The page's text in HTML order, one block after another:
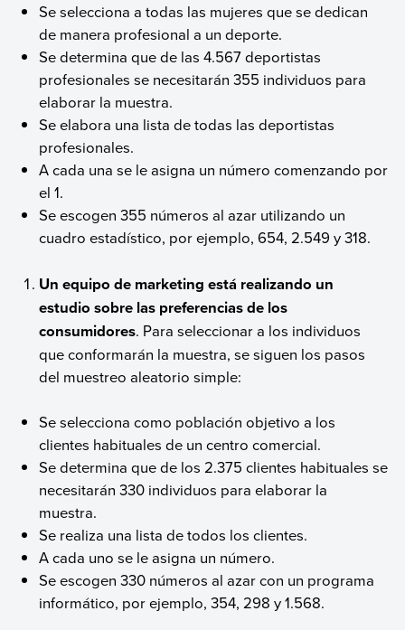
Se selecciona a todas las mujeres que se dedican
de manera profesional a un deporte.
Se determina que de las 4.567 deportistas
profesionales se necesitarán 355 individuos para
elaborar la muestra.
Se elabora una lista de todas las deportistas
profesionales.
A cada una se le asigna un número comenzando por
el 1.
Se escogen 355 números al azar utilizando un
cuadro estadístico, por ejemplo, 654, 2.549 y 318.
Un equipo de marketing está realizando un
estudio sobre las preferencias de los
consumidores. Para seleccionar a los individuos
que conformarán la muestra, se siguen los pasos
del muestreo aleatorio simple:
Se selecciona como población objetivo a los
clientes habituales de un centro comercial.
Se determina que de los 2.375 clientes habituales se
necesitarán 330 individuos para elaborar la
muestra.
Se realiza una lista de todos los clientes.
A cada uno se le asigna un número.
Se escogen 330 números al azar con un programa
informático, por ejemplo, 354, 298 y 1.568.